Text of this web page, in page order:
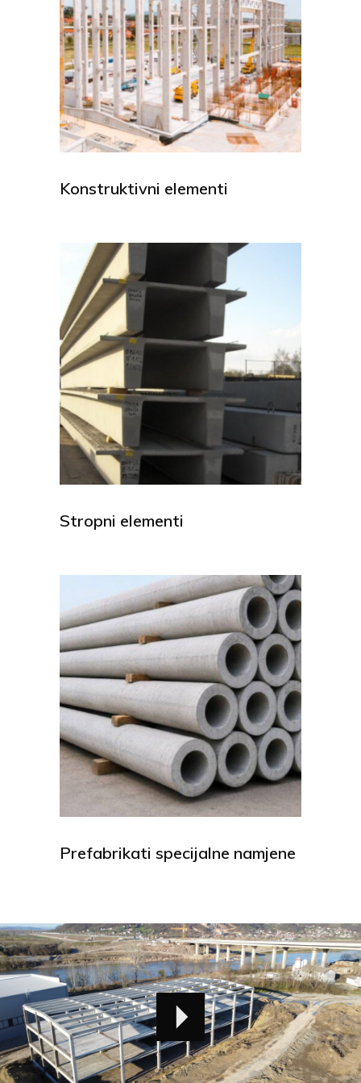
Konstruktivni elementi
Stropni elementi
Prefabrikati specijalne namjene